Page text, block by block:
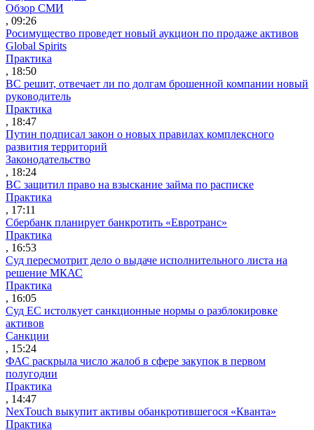
Обзор СМИ
, 09:26
Росимущество проведет новый аукцион по продаже активов
Global Spirits
Практика
, 18:50
ВС решит, отвечает ли по долгам брошенной компании новый
руководитель
Практика
, 18:47
Путин подписал закон о новых правилах комплексного
развития территорий
Законодательство
, 18:24
ВС защитил право на взыскание займа по расписке
Практика
, 17:11
Сбербанк планирует банкротить «Евротранс»
Практика
, 16:53
Суд пересмотрит дело о выдаче исполнительного листа на
решение МКАС
Практика
, 16:05
Суд ЕС истолкует санкционные нормы о разблокировке
активов
Санкции
, 15:24
ФАС раскрыла число жалоб в сфере закупок в первом
полугодии
Практика
, 14:47
NexTouch выкупит активы обанкротившегося «Кванта»
Практика